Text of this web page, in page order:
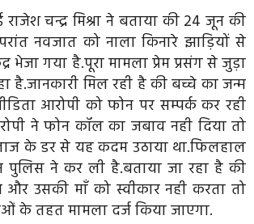
राजेश चन्द्र मिश्रा ने बताया की 24 जून की
नवजात को नाला किनारे झाड़ियों से
भेजा गया है.पूरा मामला प्रेम प्रसंग से जुड़ा
है.जानकारी मिल रही है की बच्चे का जन्म
आरोपी को फोन पर सम्पर्क कर रही
ने फोन कॉल का जबाव नही दिया तो
के डर से यह कदम उठाया था.फिलहाल
पुलिस ने कर ली है.बताया जा रहा है की
उसकी माँ को स्वीकार नही करता तो
के तहत मामला दर्ज किया जाएगा.